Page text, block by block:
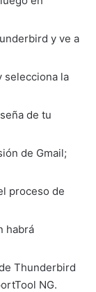
y ve a
selecciona la
de tu
de Gmail;
proceso de
habrá
Thunderbird
NG.